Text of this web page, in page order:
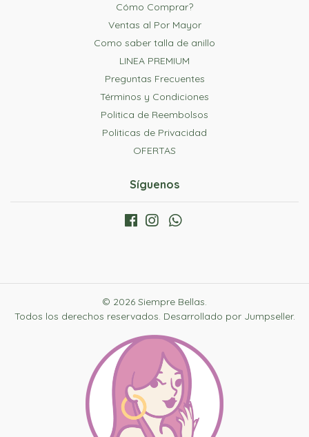
Cómo Comprar?
Ventas al Por Mayor
Como saber talla de anillo
LINEA PREMIUM
Preguntas Frecuentes
Términos y Condiciones
Politica de Reembolsos
Politicas de Privacidad
OFERTAS
Síguenos
© 2026 Siempre Bellas.
Todos los derechos reservados. Desarrollado por Jumpseller.